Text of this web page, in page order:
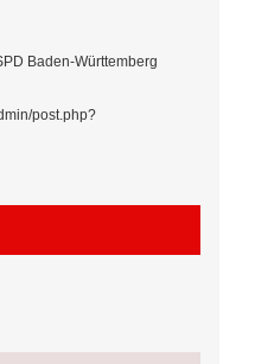
Baden-Württemberg
post.php?